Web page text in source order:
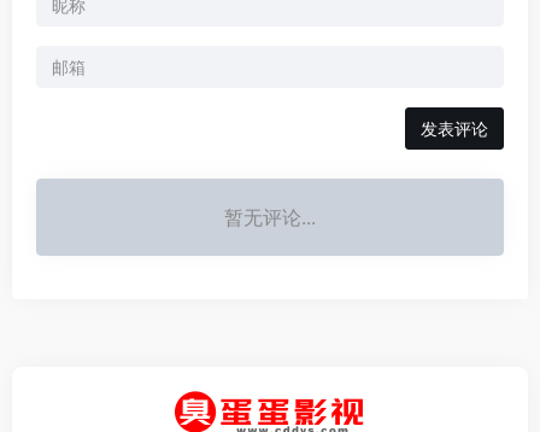
发表评论
暂无评论...